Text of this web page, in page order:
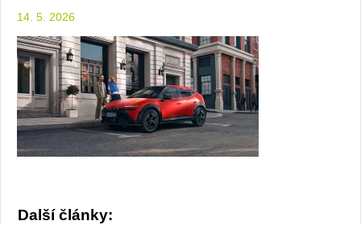
14. 5. 2026
Další články: